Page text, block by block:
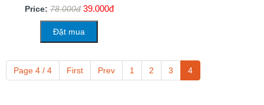
Price: 78.000đ 39.000đ
Đặt mua
Page 4 / 4 First Prev 1 2 3 4